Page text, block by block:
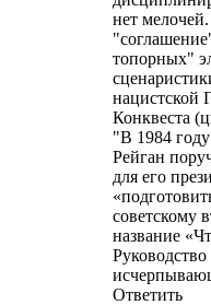
нет
топорных"
нацистской
Конквеста
"В 1984
Рейган
для его
советскому
название
Ответить